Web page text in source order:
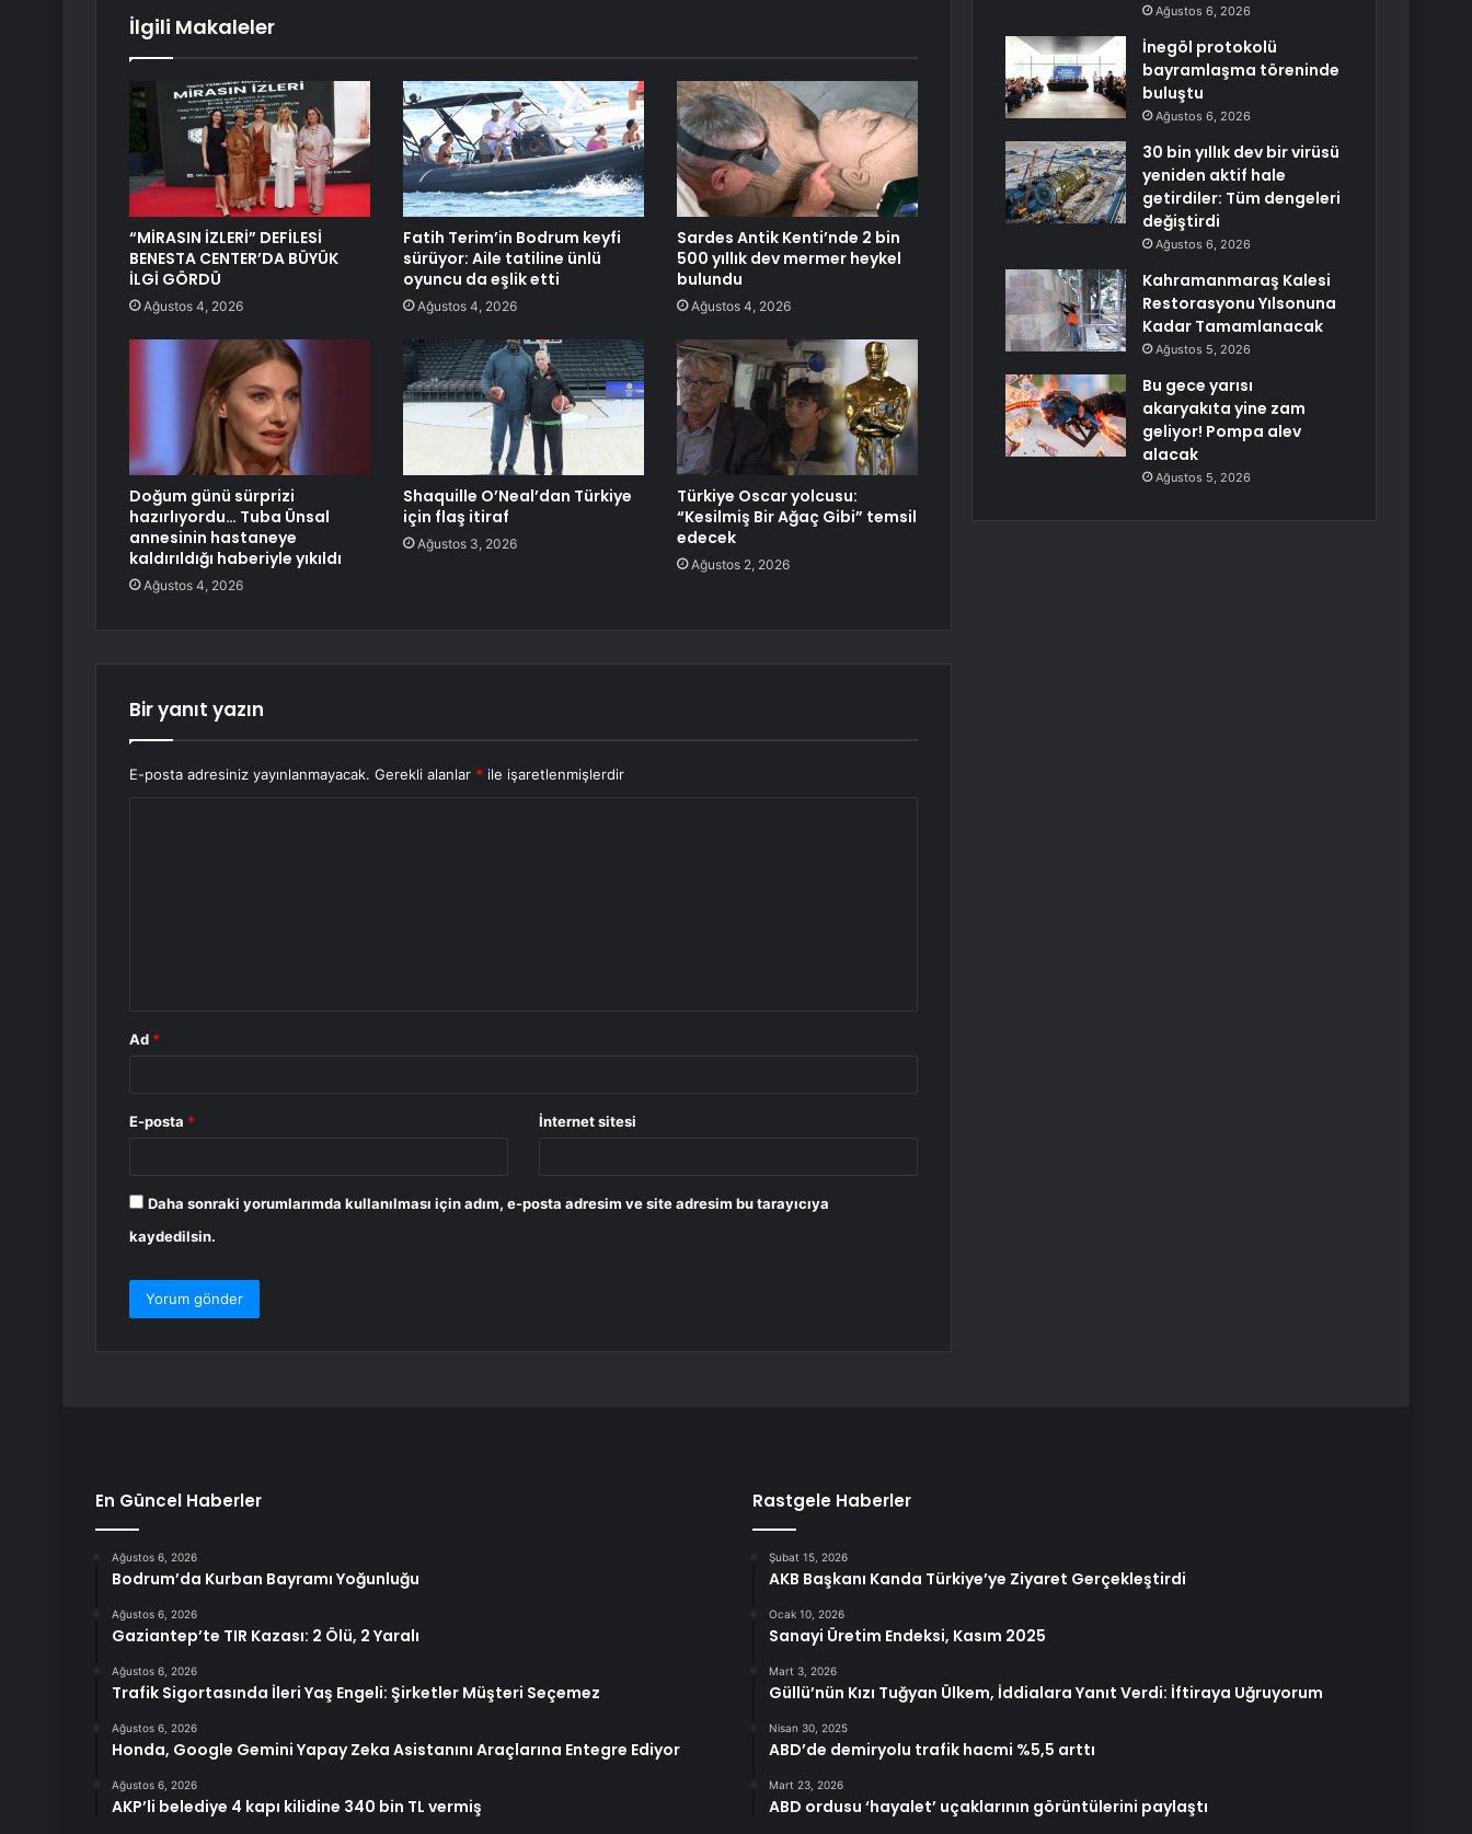
İlgili Makaleler
“MİRASIN İZLERİ” DEFİLESİ
BENESTA CENTER’DA BÜYÜK
İLGİ GÖRDÜ
Ağustos 4, 2026
Fatih Terim’in Bodrum keyfi
sürüyor: Aile tatiline ünlü
oyuncu da eşlik etti
Ağustos 4, 2026
Sardes Antik Kenti’nde 2 bin
500 yıllık dev mermer heykel
bulundu
Ağustos 4, 2026
Doğum günü sürprizi
hazırlıyordu… Tuba Ünsal
annesinin hastaneye
kaldırıldığı haberiyle yıkıldı
Ağustos 4, 2026
Shaquille O’Neal’dan Türkiye
için flaş itiraf
Ağustos 3, 2026
Türkiye Oscar yolcusu:
“Kesilmiş Bir Ağaç Gibi” temsil
edecek
Ağustos 2, 2026
Bir yanıt yazın
E-posta adresiniz yayınlanmayacak. Gerekli alanlar * ile işaretlenmişlerdir
Ad *
E-posta * İnternet sitesi
Daha sonraki yorumlarımda kullanılması için adım, e-posta adresim ve site adresim bu tarayıcıya
kaydedilsin.
Ağustos 6, 2026
İnegöl protokolü
bayramlaşma töreninde
buluştu
Ağustos 6, 2026
30 bin yıllık dev bir virüsü
yeniden aktif hale
getirdiler: Tüm dengeleri
değiştirdi
Ağustos 6, 2026
Kahramanmaraş Kalesi
Restorasyonu Yılsonuna
Kadar Tamamlanacak
Ağustos 5, 2026
Bu gece yarısı
akaryakıta yine zam
geliyor! Pompa alev
alacak
Ağustos 5, 2026
En Güncel Haberler
Ağustos 6, 2026
Bodrum’da Kurban Bayramı Yoğunluğu
Ağustos 6, 2026
Gaziantep’te TIR Kazası: 2 Ölü, 2 Yaralı
Ağustos 6, 2026
Trafik Sigortasında İleri Yaş Engeli: Şirketler Müşteri Seçemez
Ağustos 6, 2026
Honda, Google Gemini Yapay Zeka Asistanını Araçlarına Entegre Ediyor
Ağustos 6, 2026
AKP’li belediye 4 kapı kilidine 340 bin TL vermiş
Rastgele Haberler
Şubat 15, 2026
AKB Başkanı Kanda Türkiye’ye Ziyaret Gerçekleştirdi
Ocak 10, 2026
Sanayi Üretim Endeksi, Kasım 2025
Mart 3, 2026
Güllü’nün Kızı Tuğyan Ülkem, İddialara Yanıt Verdi: İftiraya Uğruyorum
Nisan 30, 2025
ABD’de demiryolu trafik hacmi %5,5 arttı
Mart 23, 2026
ABD ordusu ‘hayalet’ uçaklarının görüntülerini paylaştı